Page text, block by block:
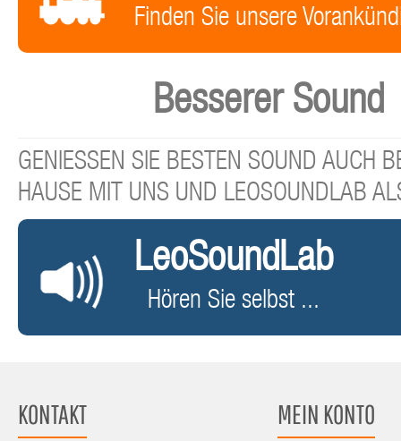
Finden Sie unsere
Besserer Sound
GENIESSEN SIE BESTEN SOUND AUCH
HAUSE MIT UNS UND LEOSOUNDLAB
LeoSoundLab
Hören Sie selbst ...
KONTAKT MEIN KONTO